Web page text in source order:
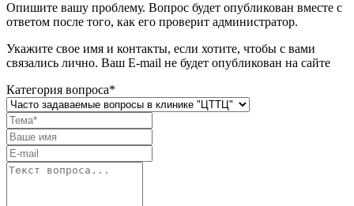
Опишите вашу проблему. Вопрос будет опубликован вместе с
ответом после того, как его проверит администратор.
Укажите свое имя и контакты, если хотите, чтобы с вами
связались лично. Ваш E-mail не будет опубликован на сайте
Категория вопроса*